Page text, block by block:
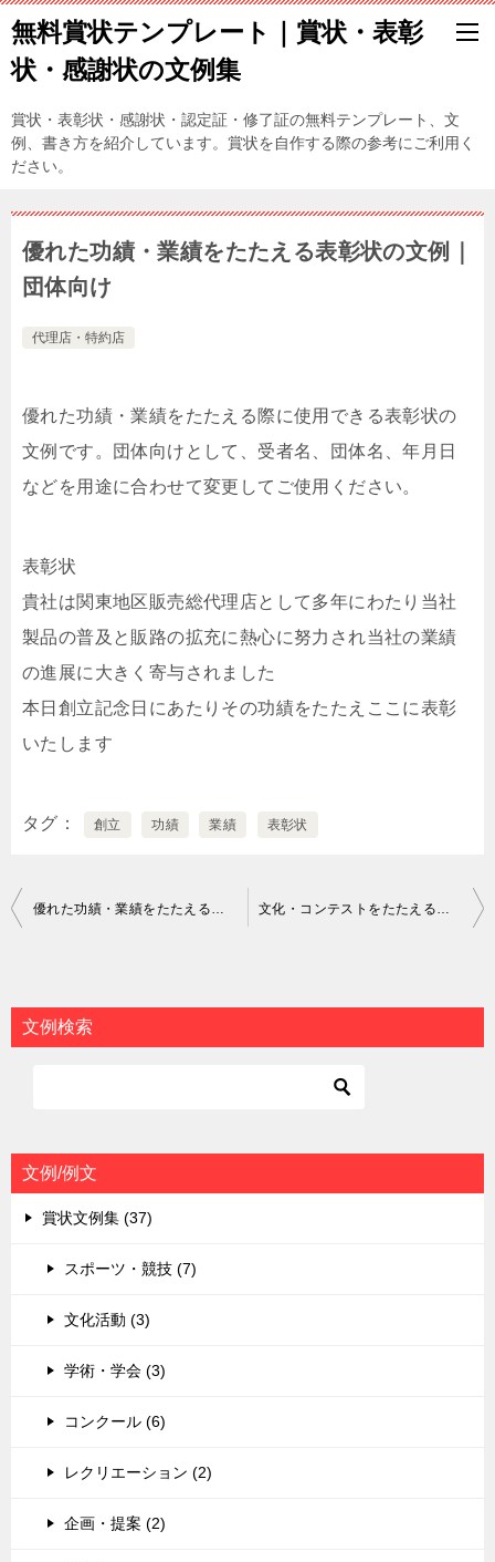
無料賞状テンプレート｜賞状・表彰
状・感謝状の文例集
賞状・表彰状・感謝状・認定証・修了証の無料テンプレート、文
例、書き方を紹介しています。賞状を自作する際の参考にご利用く
ださい。
優れた功績・業績をたたえる表彰状の文例｜
団体向け
代理店・特約店
優れた功績・業績をたたえる際に使用できる表彰状の
文例です。団体向けとして、受者名、団体名、年月日
などを用途に合わせて変更してご使用ください。
表彰状
貴社は関東地区販売総代理店として多年にわたり当社
製品の普及と販路の拡充に熱心に努力され当社の業績
の進展に大きく寄与されました
本日創立記念日にあたりその功績をたたえここに表彰
いたします
タグ 創立 功績 業績 表彰状
投
ビ
ゲ
ョ
ン
優れた功績・業績をたたえる表彰状の文例 文化・コンテストをたたえる表彰状の文例｜団体向け
文例検索
文例/例文
賞状文例集 (37)
スポーツ・競技 (7)
文化活動 (3)
学術・学会 (3)
コンクール (6)
レクリエーション (2)
企画・提案 (2)